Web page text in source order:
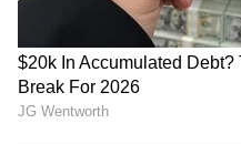
ಚಾಂಪಿಯನ್ ಆರ್‌ಸಿಬಿಗೆ ಸಿಕ್ಕ
ಎಷ್ಟು? ಯಾರ ಪಾಲಾಯ್ತು
ನೋಡಿ ಕಂಪ್ಲೀಟ್ ಡೀಟೈಲ್ಸ್
ಕರ್ನಾಟಕ ವಿದ್ಯುತ್‌ ವಿತರಣೆ